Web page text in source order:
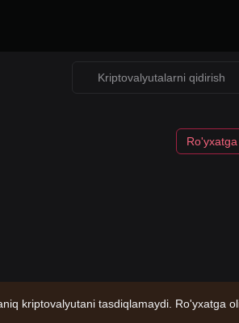
kriptovalyutani tasdiqlamaydi. Ro'yxatga